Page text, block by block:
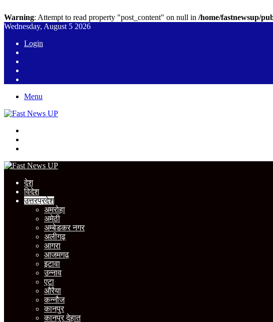
Warning: Attempt to read property "post_content" on null in /home/fastnewsup/
Wednesday, August 5 2026
Login
Menu
देश
विदेश
उत्तरप्रदेश
अमरोहा
अमेठी
अम्बेडकर नगर
अलीगढ़
आगरा
आजमगढ़
इटावा
उन्नाव
एटा
औरैया
कन्नौज
कानपुर
कानपुर देहात